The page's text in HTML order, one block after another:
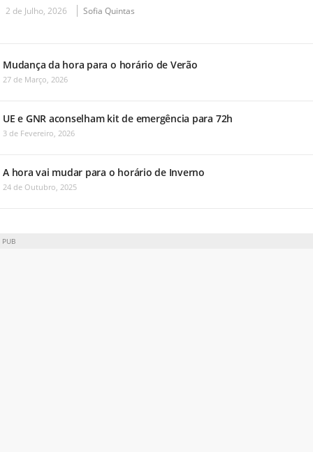
2 de Julho, 2026 Sofia Quintas
Mudança da hora para o horário de Verão
27 de Março, 2026
UE e GNR aconselham kit de emergência para 72h
3 de Fevereiro, 2026
A hora vai mudar para o horário de Inverno
24 de Outubro, 2025
PUB